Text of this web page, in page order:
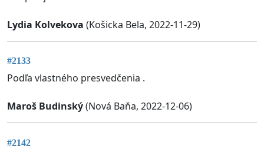
Lydia Kolvekova (Košicka Bela, 2022-11-29)
#2133
Podľa vlastného presvedčenia .
Maroš Budinský(Nová Baňa, 2022-12-06)
#2142